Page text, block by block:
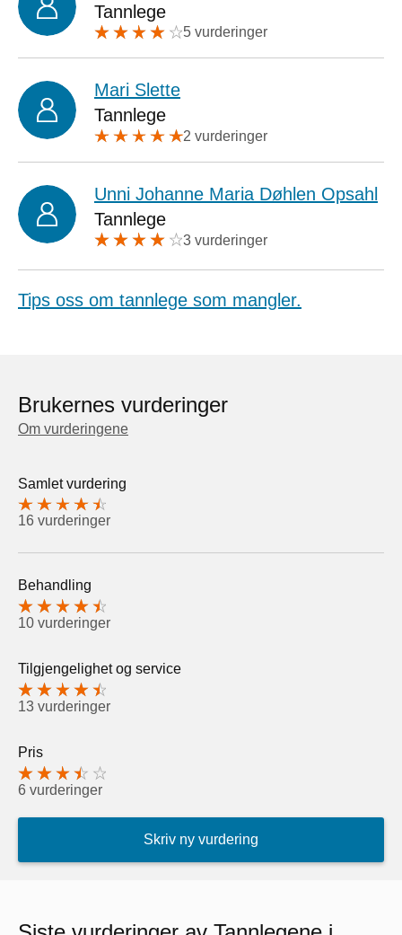
Tannlege
5 vurderinger
Mari Slette
Tannlege
2 vurderinger
Unni Johanne Maria Døhlen Opsahl
Tannlege
3 vurderinger
Tips oss om tannlege som mangler.
Brukernes vurderinger
Om vurderingene
Samlet vurdering
16 vurderinger
Behandling
10 vurderinger
Tilgjengelighet og service
13 vurderinger
Pris
6 vurderinger
Skriv ny vurdering